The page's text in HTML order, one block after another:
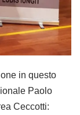
in questo
Paolo
Ceccotti: